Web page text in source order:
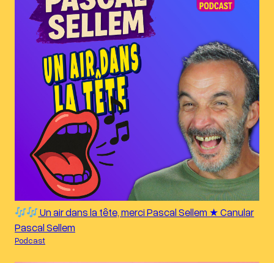
Un air dans la tête, merci Pascal Sellem ★ Canular
Pascal Sellem
Podcast